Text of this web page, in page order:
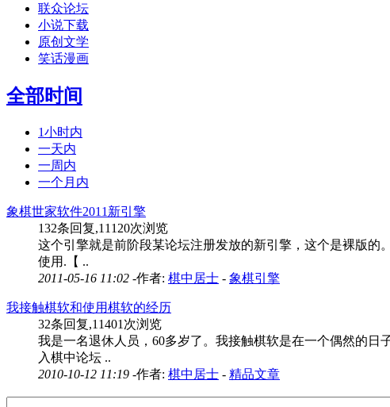
联众论坛
小说下载
原创文学
笑话漫画
全部时间
1小时内
一天内
一周内
一个月内
象棋世家软件2011新引擎
132条回复,11120次浏览
这个引擎就是前阶段某论坛注册发放的新引擎，这个是裸版
使用.【 ..
2011-05-16 11:02 -作者: 棋中居士 - 象棋引擎
我接触棋软和使用棋软的经历
32条回复,11401次浏览
我是一名退休人员，60多岁了。我接触棋软是在一个偶然的
入棋中论坛 ..
2010-10-12 11:19 -作者: 棋中居士 - 精品文章